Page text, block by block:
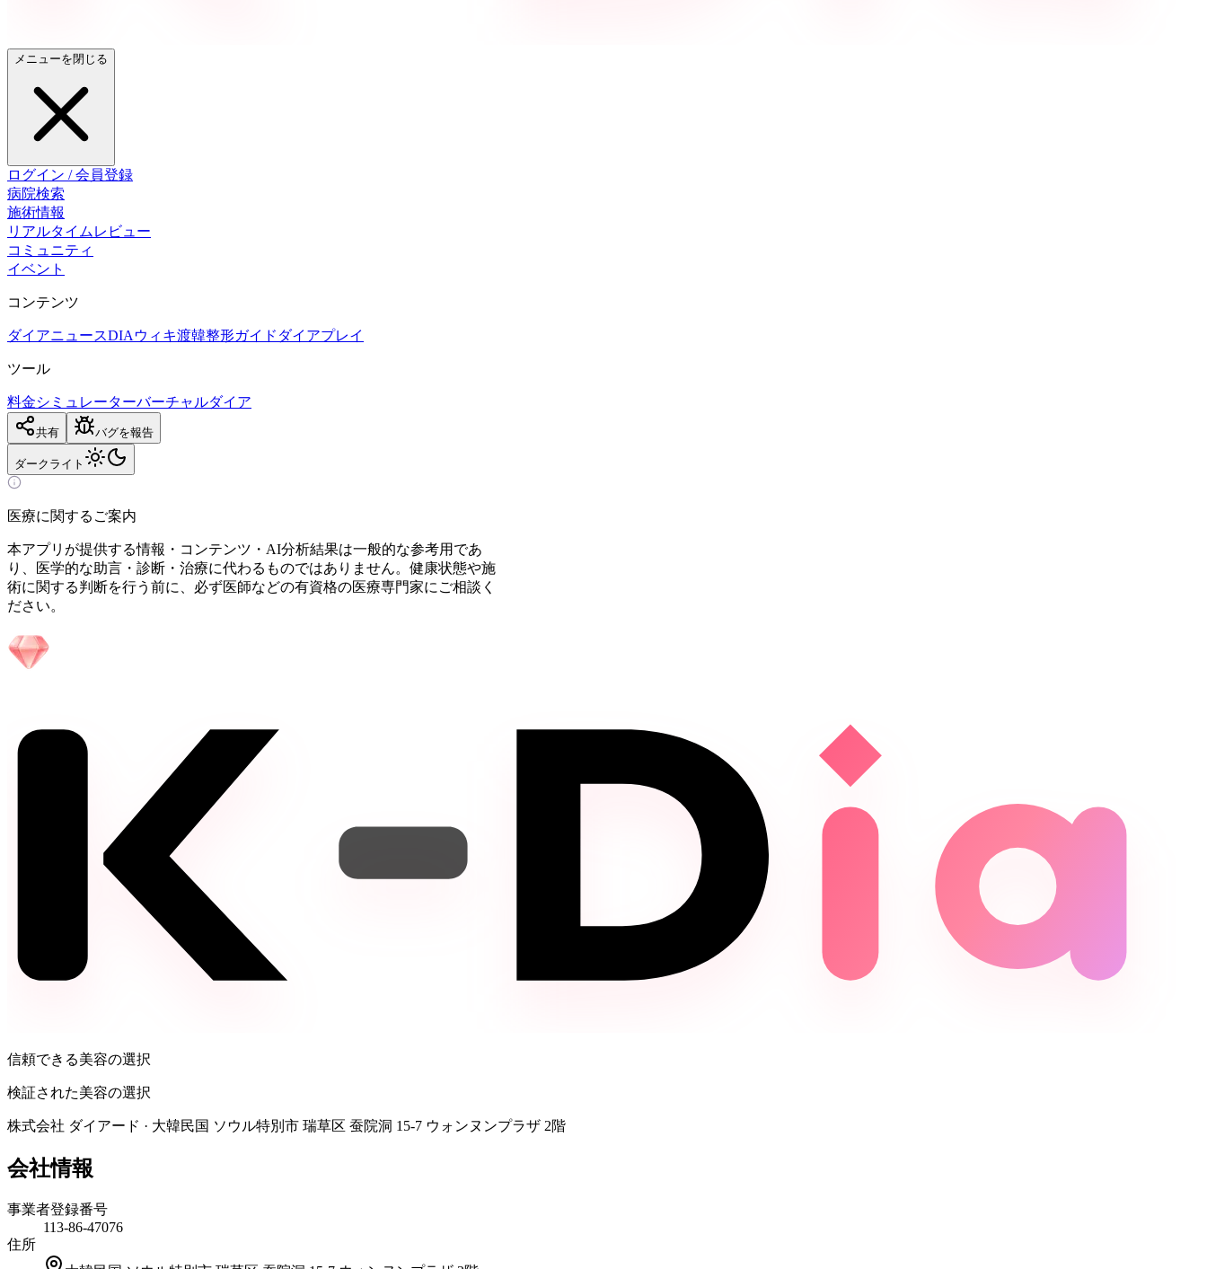
メニューを閉じる
ログイン / 会員登録
病院検索
施術情報
リアルタイムレビュー
コミュニティ
イベント
コンテンツ
ダイアニュースDIAウィキ渡韓整形ガイド ダイアプレイ
ツール
料金シミュレーターバーチャルダイア
共有 バグを報告
ダーク ライト
医療に関するご案内
本アプリが提供する情報・コンテンツ・AI分析結果は一般的な参考用であ
り、医学的な助言・診断・治療に代わるものではありません。健康状態や施
術に関する判断を行う前に、必ず医師などの有資格の医療専門家にご相談く
ださい。
信頼できる美容の選択
検証された美容の選択
株式会社 ダイアード · 大韓民国 ソウル特別市 瑞草区 蚕院洞 15-7 ウォンヌンプラザ 2階
会社情報
事業者登録番号
113-86-47076
住所